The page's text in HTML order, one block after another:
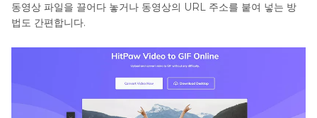
동영상 파일을 끌어다 놓거나 동영상의 URL 주소를 붙여 넣는 방
법도 간편합니다.